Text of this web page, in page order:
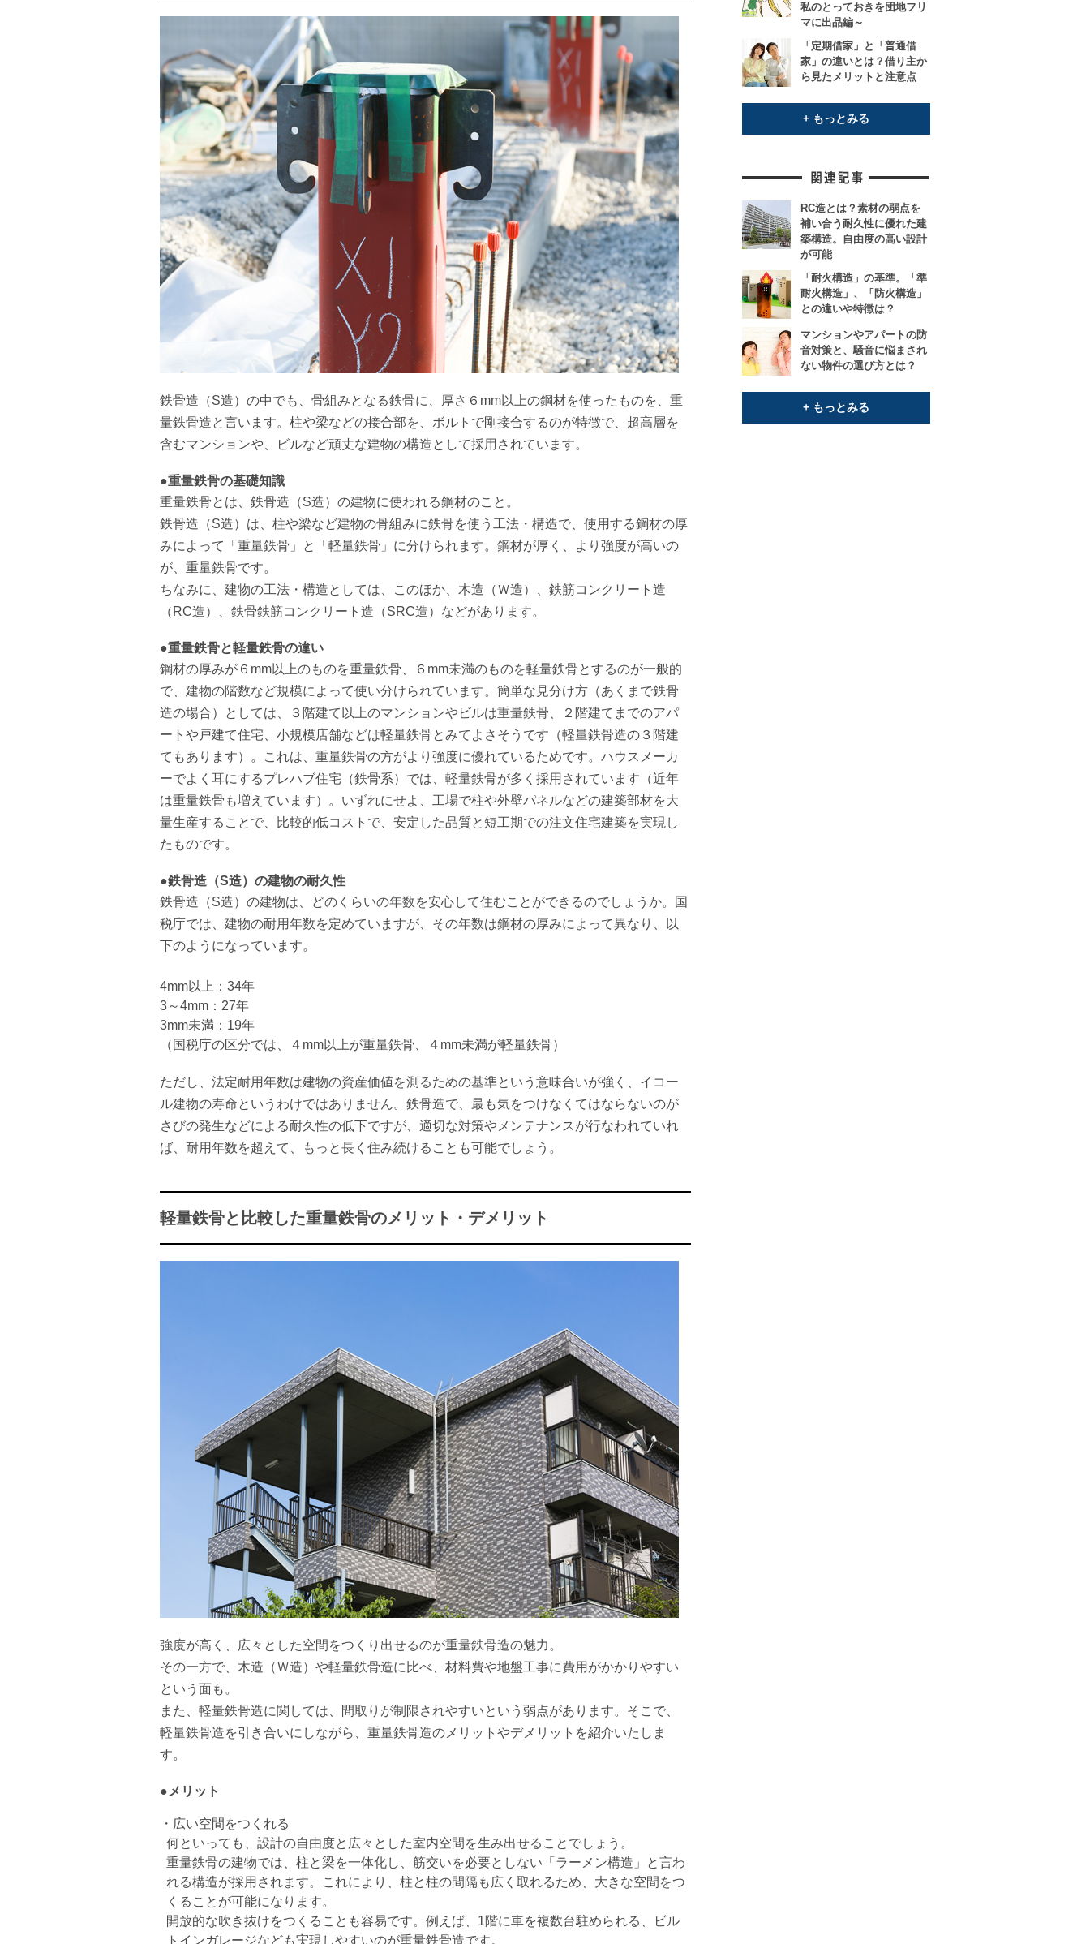
鉄骨造（S造）の中でも、骨組みとなる鉄骨に、厚さ６mm以上の鋼材を使ったものを、重
量鉄骨造と言います。柱や梁などの接合部を、ボルトで剛接合するのが特徴で、超高層を
含むマンションや、ビルなど頑丈な建物の構造として採用されています。
●重量鉄骨の基礎知識
重量鉄骨とは、鉄骨造（S造）の建物に使われる鋼材のこと。
鉄骨造（S造）は、柱や梁など建物の骨組みに鉄骨を使う工法・構造で、使用する鋼材の厚
みによって「重量鉄骨」と「軽量鉄骨」に分けられます。鋼材が厚く、より強度が高いの
が、重量鉄骨です。
ちなみに、建物の工法・構造としては、このほか、木造（Ｗ造）、鉄筋コンクリート造
（RC造）、鉄骨鉄筋コンクリート造（SRC造）などがあります。
●重量鉄骨と軽量鉄骨の違い
鋼材の厚みが６mm以上のものを重量鉄骨、６mm未満のものを軽量鉄骨とするのが一般的
で、建物の階数など規模によって使い分けられています。簡単な見分け方（あくまで鉄骨
造の場合）としては、３階建て以上のマンションやビルは重量鉄骨、２階建てまでのアパ
ートや戸建て住宅、小規模店舗などは軽量鉄骨とみてよさそうです（軽量鉄骨造の３階建
てもあります）。これは、重量鉄骨の方がより強度に優れているためです。ハウスメーカ
ーでよく耳にするプレハブ住宅（鉄骨系）では、軽量鉄骨が多く採用されています（近年
は重量鉄骨も増えています）。いずれにせよ、工場で柱や外壁パネルなどの建築部材を大
量生産することで、比較的低コストで、安定した品質と短工期での注文住宅建築を実現し
たものです。
●鉄骨造（S造）の建物の耐久性
鉄骨造（S造）の建物は、どのくらいの年数を安心して住むことができるのでしょうか。国
税庁では、建物の耐用年数を定めていますが、その年数は鋼材の厚みによって異なり、以
下のようになっています。
4mm以上：34年
3～4mm：27年
3mm未満：19年
（国税庁の区分では、４mm以上が重量鉄骨、４mm未満が軽量鉄骨）
ただし、法定耐用年数は建物の資産価値を測るための基準という意味合いが強く、イコー
ル建物の寿命というわけではありません。鉄骨造で、最も気をつけなくてはならないのが
さびの発生などによる耐久性の低下ですが、適切な対策やメンテナンスが行なわれていれ
ば、耐用年数を超えて、もっと長く住み続けることも可能でしょう。
軽量鉄骨と比較した重量鉄骨のメリット・デメリット
強度が高く、広々とした空間をつくり出せるのが重量鉄骨造の魅力。
その一方で、木造（Ｗ造）や軽量鉄骨造に比べ、材料費や地盤工事に費用がかかりやすい
という面も。
また、軽量鉄骨造に関しては、間取りが制限されやすいという弱点があります。そこで、
軽量鉄骨造を引き合いにしながら、重量鉄骨造のメリットやデメリットを紹介いたしま
す。
●メリット
・広い空間をつくれる
何といっても、設計の自由度と広々とした室内空間を生み出せることでしょう。
重量鉄骨の建物では、柱と梁を一体化し、筋交いを必要としない「ラーメン構造」と言わ
れる構造が採用されます。これにより、柱と柱の間隔も広く取れるため、大きな空間をつ
くることが可能になります。
開放的な吹き抜けをつくることも容易です。例えば、1階に車を複数台駐められる、ビル
トインガレージなども実現しやすいのが重量鉄骨造です。
私のとっておきを団地フリ
マに出品編～
「定期借家」と「普通借
家」の違いとは？借り主か
ら見たメリットと注意点
+ もっとみる
RC造とは？素材の弱点を
補い合う耐久性に優れた建
築構造。自由度の高い設計
が可能
「耐火構造」の基準。「準
耐火構造」、「防火構造」
との違いや特徴は？
マンションやアパートの防
音対策と、騒音に悩まされ
ない物件の選び方とは？
+ もっとみる